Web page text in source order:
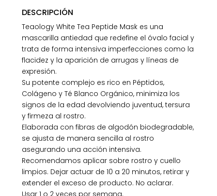
DESCRIPCIÓN
Teaology White Tea Peptide Mask es una
mascarilla antiedad que redefine el óvalo facial y
trata de forma intensiva imperfecciones como la
flacidez y la aparición de arrugas y líneas de
expresión.
Su potente complejo es rico en Péptidos,
Colágeno y Té Blanco Orgánico, minimiza los
signos de la edad devolviendo juventud, tersura
y firmeza al rostro.
Elaborada con fibras de algodón biodegradable,
se ajusta de manera sencilla al rostro
asegurando una acción intensiva.
Recomendamos aplicar sobre rostro y cuello
limpios. Dejar actuar de 10 a 20 minutos, retirar y
extender el exceso de producto. No aclarar.